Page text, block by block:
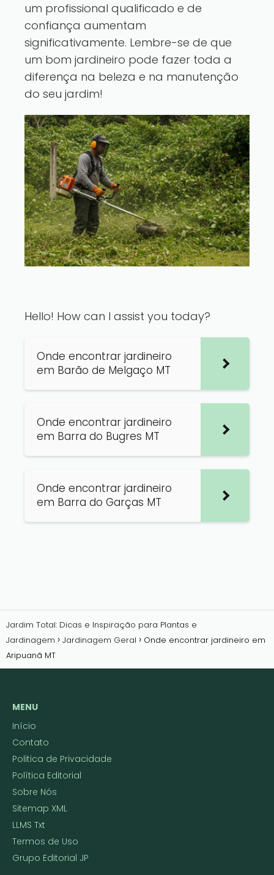
um profissional qualificado e de
confiança aumentam
significativamente. Lembre-se de que
um bom jardineiro pode fazer toda a
diferença na beleza e na manutenção
do seu jardim!
Hello! How can I assist you today?
Onde encontrar jardineiro
em Barão de Melgaço MT
Onde encontrar jardineiro
em Barra do Bugres MT
Onde encontrar jardineiro
em Barra do Garças MT
Jardim Total: Dicas e Inspiração para Plantas e
Jardinagem
Jardinagem Geral
Onde encontrar jardineiro em
Aripuanã MT
MENU
Início
Contato
Politica de Privacidade
Política Editorial
Sobre Nós
Sitemap XML
LLMS Txt
Termos de Uso
Grupo Editorial JP